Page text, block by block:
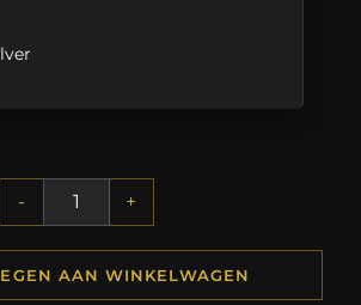
- +
AAN WINKELWAGEN